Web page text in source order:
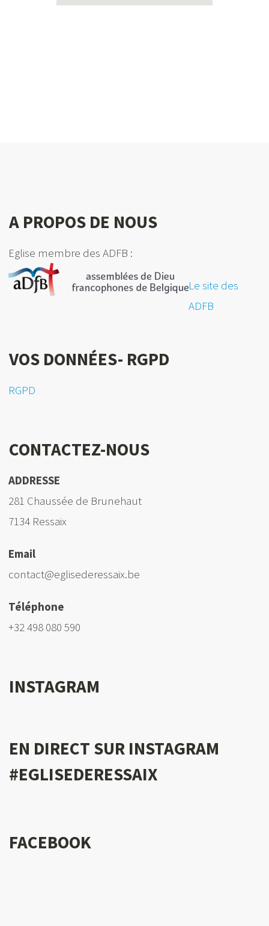
A PROPOS DE NOUS
Eglise membre des ADFB :
Le site des
ADFB
VOS DONNÉES- RGPD
RGPD
CONTACTEZ-NOUS
ADDRESSE
281 Chaussée de Brunehaut
7134 Ressaix
Email
contact@eglisederessaix.be
Téléphone
+32 498 080 590
INSTAGRAM
EN DIRECT SUR INSTAGRAM
#EGLISEDERESSAIX
FACEBOOK